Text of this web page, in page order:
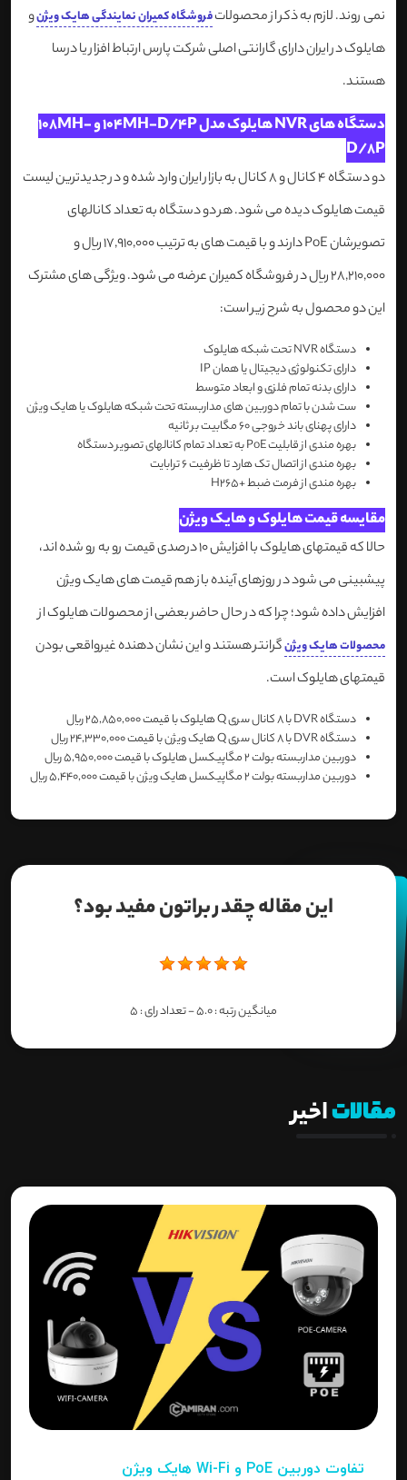
نمی روند. لازم به ذکر از محصولاتفروشگاه کمیران نمایندگی هایک ویژنو
هایلوک در ایران دارای گارانتی اصلی شرکت پارس ارتباط افزار یا درسا
هستند.
دستگاه های NVR هایلوک مدل 104MH-D/4P و 108MH-
D/8P
دو دستگاه 4 کانال و 8 کانال به بازار ایران وارد شده و در جدیدترین لیست
قیمت هایلوک دیده می شود. هر دو دستگاه به تعداد کانالهای
تصویرشان PoE دارند و با قیمت های به ترتیب 17,910,000 ریال و
28,210,000 ریال در فروشگاه کمیران عرضه می شود. ویژگی های مشترک
این دو محصول به شرح زیر است:
دستگاه NVR تحت شبکه هایلوک
دارای تکنولوژی دیجیتال یا همان IP
دارای بدنه تمام فلزی و ابعاد متوسط
ست شدن با تمام دوربین های مداربسته تحت شبکه هایلوک یا هایک ویژن
دارای پهنای باند خروجی 60 مگابیت بر ثانیه
بهره مندی از قابلیت PoE به تعداد تمام کانالهای تصویر دستگاه
بهره مندی از اتصال تک هارد تا ظرفیت 6 ترابایت
بهره مندی از فرمت ضبط +H265
مقایسه قیمت هایلوک و هایک ویژن
حالا که قیمتهای هایلوک با افزایش 10 درصدی قیمت رو به رو شده اند،
پیشبینی می شود در روزهای آینده باز هم قیمت های هایک ویژن
افزایش داده شود؛ چرا که در حال حاضر بعضی از محصولات هایلوک از
محصولات هایک ویژنگرانتر هستند و این نشان دهنده غیرواقعی بودن
قیمتهای هایلوک است.
دستگاه DVR با 8 کانال سری Q هایلوک با قیمت 25,850,000 ریال
دستگاه DVR با 8 کانال سری Q هایک ویژن با قیمت 24,330,000 ریال
دوربین مداربسته بولت 2 مگاپیکسل هایلوک با قیمت 5,950,000 ریال
دوربین مداربسته بولت 2 مگاپیکسل هایک ویژن با قیمت 5,440,000 ریال
این مقاله چقدر براتون مفید بود؟
میانگین رتبه :5.0- تعداد رای :5
مقالاتاخیر
تفاوت دوربین PoE و Wi-Fi هایک‌ ویژن